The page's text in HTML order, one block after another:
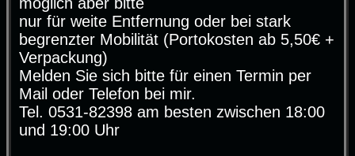
nur für weite Entfernung oder bei stark
begrenzter Mobilität (Portokosten ab 5,50€ +
Verpackung)
Melden Sie sich bitte für einen Termin per
Mail oder Telefon bei mir.
Tel. 0531-82398 am besten zwischen 18:00
und 19:00 Uhr